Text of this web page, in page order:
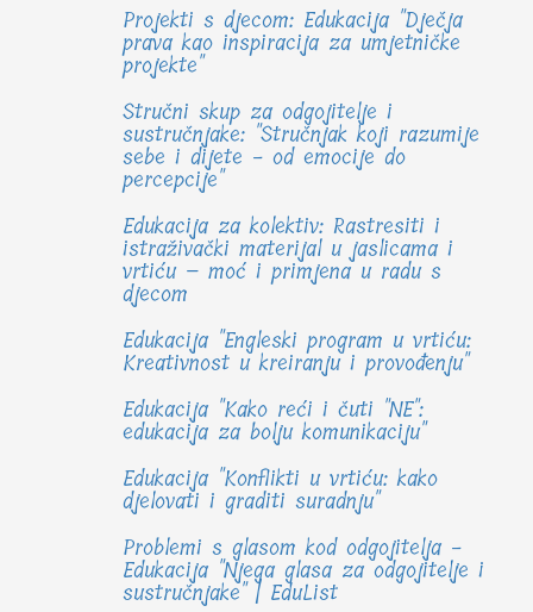
Projekti s djecom: Edukacija "Dječja
prava kao inspiracija za umjetničke
projekte"
Stručni skup za odgojitelje i
sustručnjake: "Stručnjak koji razumije
sebe i dijete - od emocije do
percepcije"
Edukacija za kolektiv: Rastresiti i
istraživački materijal u jaslicama i
vrtiću – moć i primjena u radu s
djecom
Edukacija "Engleski program u vrtiću:
Kreativnost u kreiranju i provođenju"
Edukacija "Kako reći i čuti "NE":
edukacija za bolju komunikaciju"
Edukacija "Konflikti u vrtiću: kako
djelovati i graditi suradnju"
Problemi s glasom kod odgojitelja -
Edukacija "Njega glasa za odgojitelje i
sustručnjake" | EduList